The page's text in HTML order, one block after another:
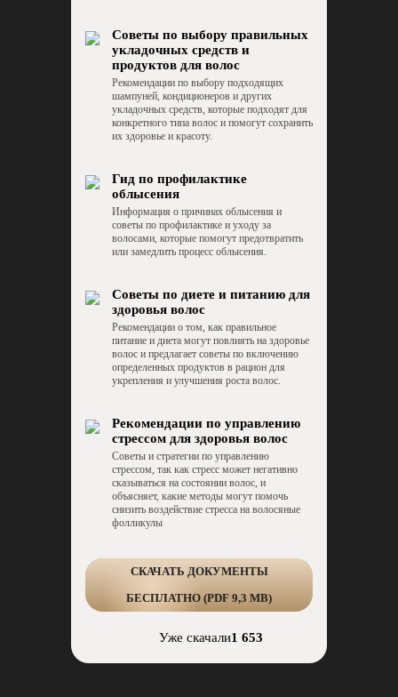
Советы по выбору правильных
укладочных средств и
продуктов для волос
Рекомендации по выбору подходящих
шампуней, кондиционеров и других
укладочных средств, которые подходят для
конкретного типа волос и помогут сохранить
их здоровье и красоту.
Гид по профилактике
облысения
Информация о причинах облысения и
советы по профилактике и уходу за
волосами, которые помогут предотвратить
или замедлить процесс облысения.
Советы по диете и питанию для
здоровья волос
Рекомендации о том, как правильное
питание и диета могут повлиять на здоровье
волос и предлагает советы по включению
определенных продуктов в рацион для
укрепления и улучшения роста волос.
Рекомендации по управлению
стрессом для здоровья волос
Советы и стратегии по управлению
стрессом, так как стресс может негативно
сказываться на состоянии волос, и
объясняет, какие методы могут помочь
снизить воздействие стресса на волосяные
фолликулы
СКАЧАТЬ ДОКУМЕНТЫ
БЕСПЛАТНО (PDF 9,3 MB)
Уже скачали1 653